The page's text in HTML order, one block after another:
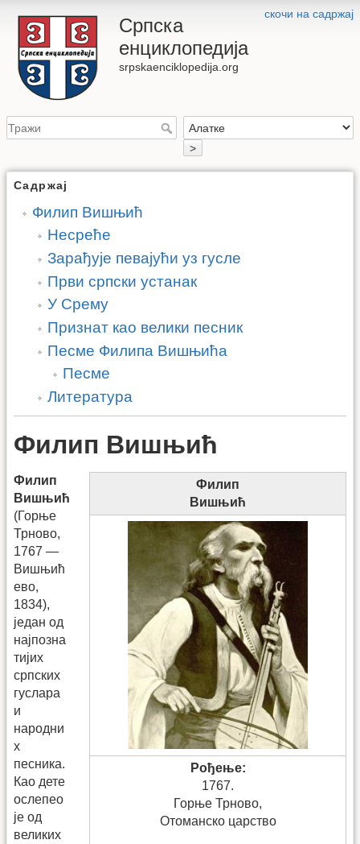
скочи на садржај
Српска
енциклопедија
srpskaenciklopedija.org
>
Садржај
Филип Вишњић
Несреће
Зарађује певајући уз гусле
Први српски устанак
У Срему
Признат као велики песник
Песме Филипа Вишњића
Песме
Литература
Филип Вишњић
Филип
Вишњић
Рођење:
1767.
Горње Трново,
Отоманско царство
Филип
Вишњић
(Горње
Трново,
1767 —
Вишњић
ево,
1834),
један од
најпозна
тијих
српских
гуслара
и
народни
х
песника.
Као дете
ослепео
је од
великих